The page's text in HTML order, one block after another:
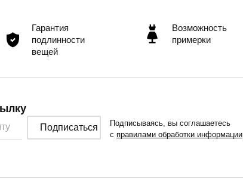
Гарантия
подлинности
вещей
Возможность
примерки
Подписаться
Подписываясь, вы соглашаетесь
с правилами обработки информации